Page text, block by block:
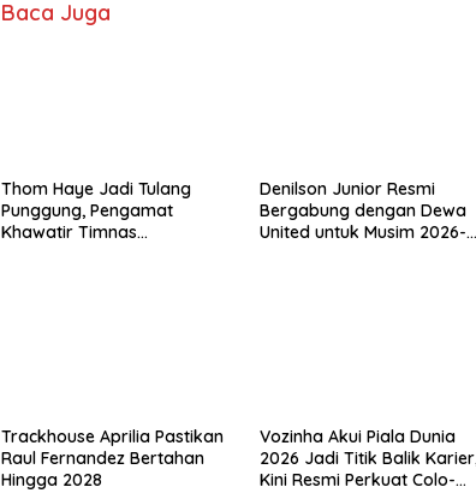
Baca Juga
Thom Haye Jadi Tulang
Punggung, Pengamat
Khawatir Timnas
Denilson Junior Resmi
Bergabung dengan Dewa
United untuk Musim 2026-
Trackhouse Aprilia Pastikan
Raul Fernandez Bertahan
Hingga 2028
Vozinha Akui Piala Dunia
2026 Jadi Titik Balik
Kini Resmi Perkuat Colo-